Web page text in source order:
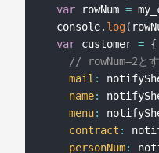
var rowNum =
  console
. log(
var customer = {
// rowNum=2と
mail :
name:
menu:
contract :
personNum: